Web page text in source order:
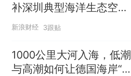
补深圳典型海洋生态空
白，但极其脆弱
新浪财经 3跟贴
1000公里大河入海，低潮
与高潮如何让德国海岸“变